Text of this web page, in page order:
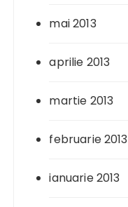
mai 2013
aprilie 2013
martie 2013
februarie 2013
ianuarie 2013